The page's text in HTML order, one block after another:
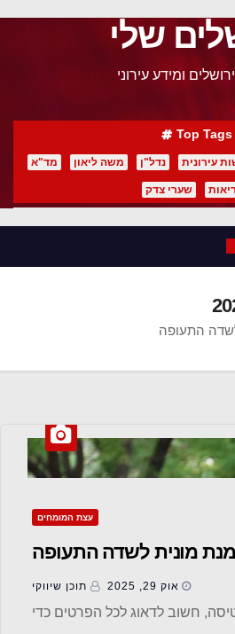
שלי
ומידע עירוני
Top Tags
עירונית נדל"ן משה ליאון מד"א
שערי צדק
התעופה
עצת המומחים
מונית לשדה התעופה
אוק 29, 2025 תוכן שיווקי
חשוב לדאוג לכל הפרטים כדי